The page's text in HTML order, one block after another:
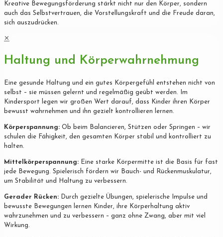
Kreative Bewegungsförderung stärkt nicht nur den Körper, sondern
auch das Selbstvertrauen, die Vorstellungskraft und die Freude daran,
sich auszudrücken.
✕
Haltung und Körperwahrnehmung
Eine gesunde Haltung und ein gutes Körpergefühl entstehen nicht von
selbst – sie müssen gelernt und regelmäßig geübt werden. Im
Kindersport legen wir großen Wert darauf, dass Kinder ihren Körper
bewusst wahrnehmen und ihn gezielt kontrollieren lernen.
Körperspannung: Ob beim Balancieren, Stützen oder Springen – wir
schulen die Fähigkeit, den gesamten Körper stabil und kontrolliert zu
halten.
Mittelkörperspannung: Eine starke Körpermitte ist die Basis für fast
jede Bewegung. Spielerisch fördern wir Bauch- und Rückenmuskulatur,
um Stabilität und Haltung zu verbessern.
Gerader Rücken: Durch gezielte Übungen, spielerische Impulse und
bewusste Bewegungen lernen Kinder, ihre Körperhaltung aktiv
wahrzunehmen und zu verbessern – ganz ohne Zwang, aber mit viel
Wirkung.